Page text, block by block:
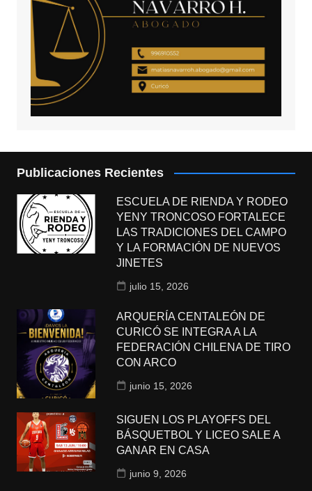
Publicaciones Recientes
ESCUELA DE RIENDA Y RODEO
YENY TRONCOSO FORTALECE
LAS TRADICIONES DEL CAMPO
Y LA FORMACIÓN DE NUEVOS
JINETES
julio 15, 2026
ARQUERÍA CENTALEÓN DE
CURICÓ SE INTEGRA A LA
FEDERACIÓN CHILENA DE TIRO
CON ARCO
junio 15, 2026
SIGUEN LOS PLAYOFFS DEL
BÁSQUETBOL Y LICEO SALE A
GANAR EN CASA
junio 9, 2026